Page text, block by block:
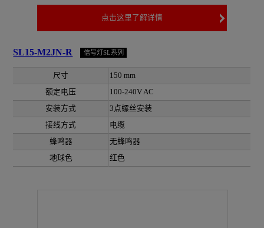
点击这里了解详情
SL15-M2JN-R 信号灯SL系列
尺寸
150 mm
额定电压
100-240V AC
安装方式
3点螺丝安装
接线方式
电缆
蜂鸣器
无蜂鸣器
地球色
红色